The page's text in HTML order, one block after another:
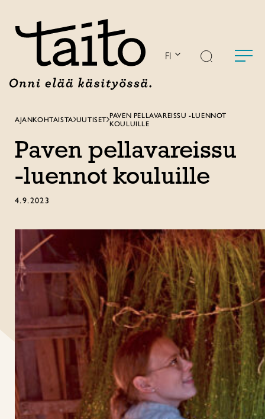
FI
AJANKOHTAISTA UUTISET PAVEN PELLAVAREISSU -LUENNOT
KOULUILLE
Paven pellavareissu
-luennot kouluille
4.9.2023